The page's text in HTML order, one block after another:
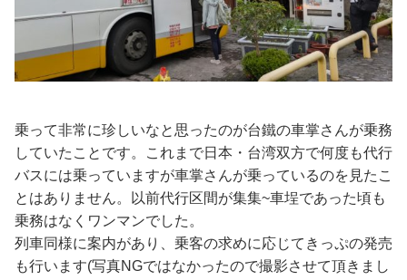
乗って非常に珍しいなと思ったのが台鐵の車掌さんが乗務
していたことです。これまで日本・台湾双方で何度も代行
バスには乗っていますが車掌さんが乗っているのを見たこ
とはありません。以前代行区間が集集~車埕であった頃も
乗務はなくワンマンでした。
列車同様に案内があり、乗客の求めに応じてきっぷの発売
も行います(写真NGではなかったので撮影させて頂きまし